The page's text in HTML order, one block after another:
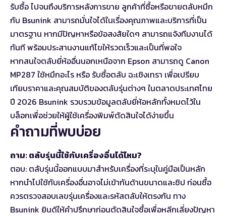
รับซื้อ ไปจนถึงบริการหลังการขาย ลูกค้าที่ซื้อหรือขายตลับหมึก
กับ Bsunink สามารถมั่นใจได้ในเรื่องคุณภาพและบริการที่เป็น
มาตรฐาน หากมีปัญหาหรือข้อสงสัยใดๆ สามารถแจ้งทีมงานได้
ทันที พร้อมประสานงานแก้ไขให้รวดเร็วและเป็นที่พอใจ
หากสนใจตลับยี่ห้ออื่นนอกเหนือจาก Epson สามารถดู Canon
MP287 ใช้หมึกอะไร หรือ รับซื้อตลับ ฉะเชิงเทรา เพื่อเปรียบ
เทียบราคาและคุณสมบัติของตลับรุ่นต่างๆ ในตลาดประเทศไทย
ปี 2026 Bsunink รวบรวมข้อมูลตลับยี่ห้อหลักทั้งหมดไว้ใน
บล็อกเพื่อช่วยให้ผู้ใช้เครื่องพิมพ์ตัดสินใจได้ง่ายขึ้น
คำถามที่พบบ่อย
ถาม: ตลับรุ่นนี้ใช้กับเครื่องอื่นได้ไหม?
ตอบ: ตลับรุ่นนี้ออกแบบมาสำหรับเครื่องที่ระบุในคู่มือเป็นหลัก
หากนำไปใช้กับเครื่องอื่นอาจไม่เข้ากันด้านขนาดและชิป ก่อนซื้อ
ควรตรวจสอบเลขรุ่นเครื่องและรหัสตลับให้ตรงกัน ทาง
Bsunink ยินดีให้คำปรึกษาก่อนตัดสินใจซื้อเพื่อหลีกเลี่ยงปัญหา